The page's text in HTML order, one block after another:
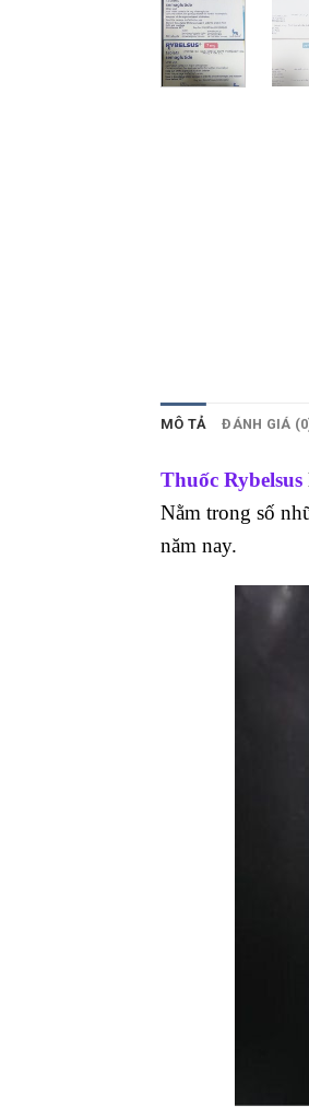
MÔ TẢ ĐÁNH GIÁ
Thuốc Rybelsus
Nằm trong số
năm nay.